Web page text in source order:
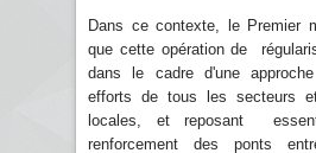
Dans ce contexte, le Premier
que cette opération de
dans le cadre d'une
efforts de tous les secteurs
locales, et reposant
renforcement des ponts